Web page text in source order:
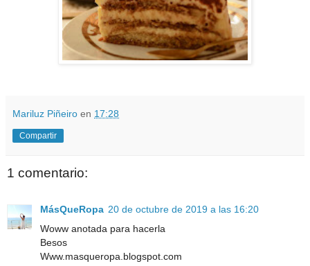
Mariluz Piñeiro en 17:28
Compartir
1 comentario:
MásQueRopa 20 de octubre de 2019 a las 16:20
Woww anotada para hacerla
Besos
Www.masqueropa.blogspot.com